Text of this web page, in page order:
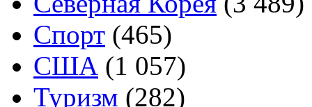
Спорт (465)
США (1 057)
Туризм (282)